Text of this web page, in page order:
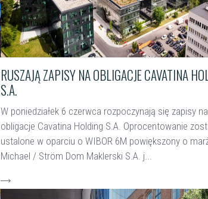
RUSZAJĄ ZAPISY NA OBLIGACJE CAVATINA
S.A.
W poniedziałek 6 czerwca rozpoczynają się zapisy na
obligacje Cavatina Holding S.A. Oprocentowanie
ustalone w oparciu o WIBOR 6M powiększony o
Michael / Ström Dom Maklerski S.A. j...
czytaj więcej